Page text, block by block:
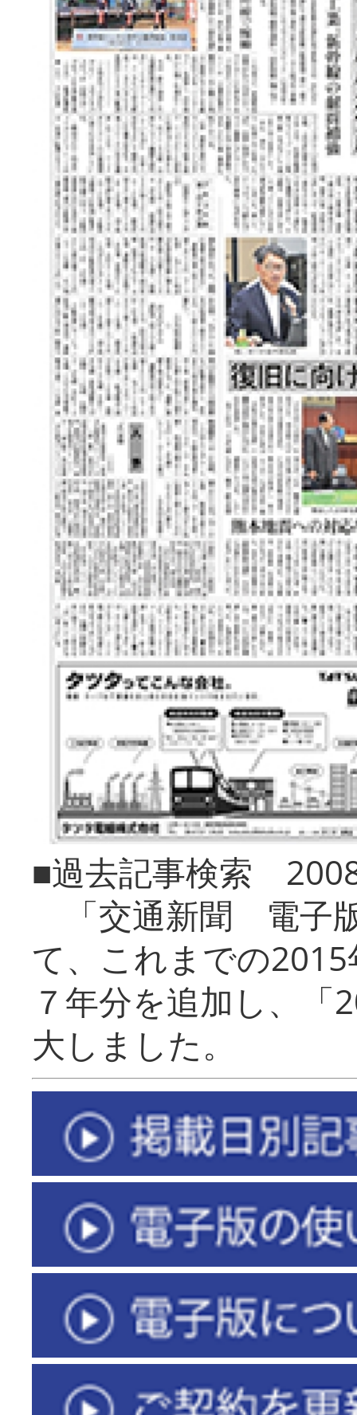
■過去記事検索
「交通新聞 電子
て、これまでの
７年分を追加し、「
大しまし